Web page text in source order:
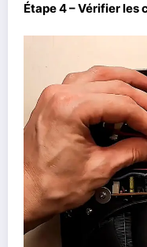
Étape 4 – Vérifier